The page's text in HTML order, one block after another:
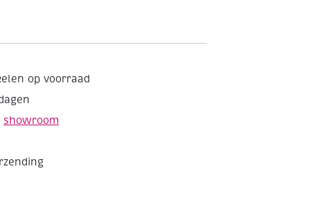
op voorraad
showroom